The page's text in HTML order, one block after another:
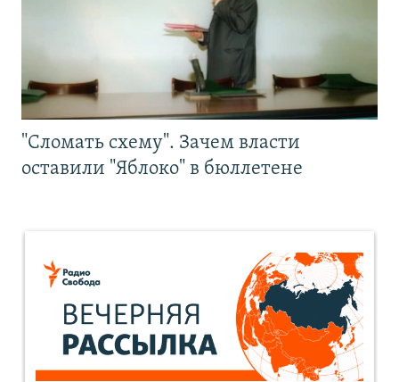
"Сломать схему". Зачем власти
оставили "Яблоко" в бюллетене